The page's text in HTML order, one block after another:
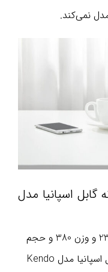
نمی‌کند.
اسپانیا مدل
این کیف دوشی مردانه با ابعاد 27×6×23 و وزن 380 و حجم
3.7 لیتر است. کیف دوشی مردانه گابل اسپانیا مدل Kendo